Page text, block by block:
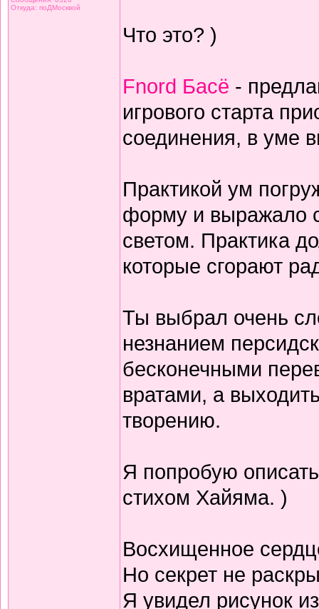
Откуда: поДМосквой
Что это? )
Fnord Басё -
игрового старта
соединения, в уме
Практикой ум
форму и выражало
светом. Практика
которые сгорают
Ты выбрал очень
незнанием
бесконечными
вратами, а
творению.
Я попробую
стихом Хайяма. )
Восхищенное
Но секрет не
Я увидел рисунок